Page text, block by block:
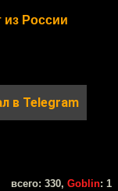
из России
в Telegram
всего: 330, Goblin: 1